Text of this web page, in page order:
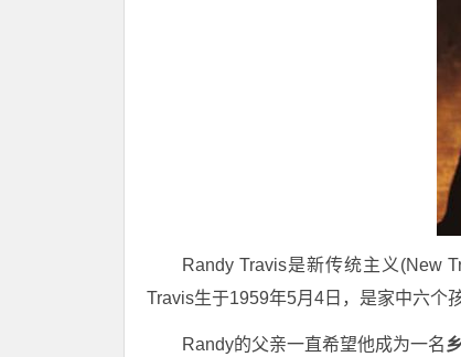
Randy Travis是新传统主义(New
Travis生于1959年5月4日，是家中六个
Randy的父亲一直希望他成为一名